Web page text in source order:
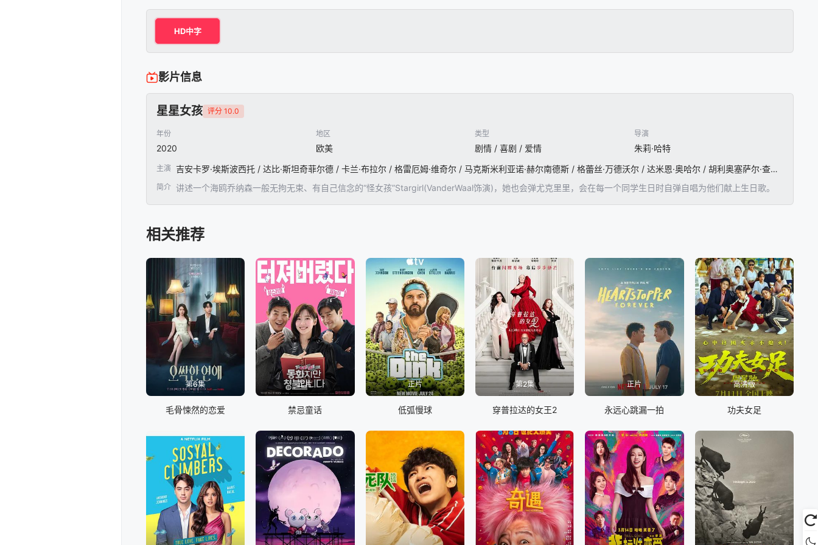
HD中字
影片信息
星星女孩 评分 10.0
年份
2020
地区
欧美
类型
剧情 / 喜剧 / 爱情
导演
朱莉·哈特
主演 吉安卡罗·埃斯波西托 / 达比·斯坦奇菲尔德 / 卡兰·布拉尔 / 格雷厄姆·维奇尔 / 马克斯米利亚诺·赫尔南德斯 / 格蕾丝·万德沃尔 / 达米恩·奥哈尔 / 胡利奥塞萨尔·查韦斯 / 斯蒂芬妮·希尔 / J·内森·西蒙斯 / Shelby / Simmons / Stacy / Johnson / Gavin / White / Troy / Brookins / Artemis / Enzo / De / Angelis
简介 讲述一个海鸥乔纳森一般无拘无束、有自己信念的“怪女孩”Stargirl(VanderWaal饰演)，她也会弹尤克里里，会在每一个同学生日时自弹自唱为他们献上生日歌。
相关推荐
第6集
毛骨悚然的恋爱
正片
禁忌童话
正片
低弧慢球
第2集
穿普拉达的女王2
正片
永远心跳漏一拍
高清版
功夫女足